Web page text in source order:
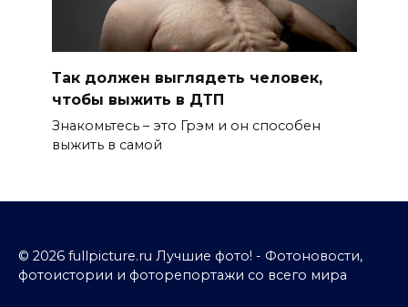
Так должен выглядеть человек,
чтобы выжить в ДТП
Знакомьтесь – это Грэм и он способен
выжить в самой
© 2026 fullpicture.ru Лучшие фото! - Фотоновости,
фотоистории и фоторепортажи со всего мира